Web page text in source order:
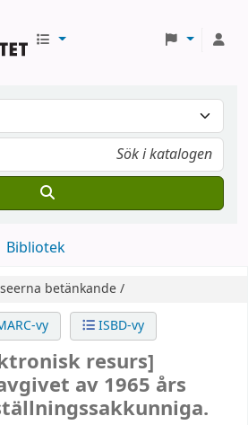
Bibliotek
betänkande /
vy ISBD-vy
resurs]
av 1965 års